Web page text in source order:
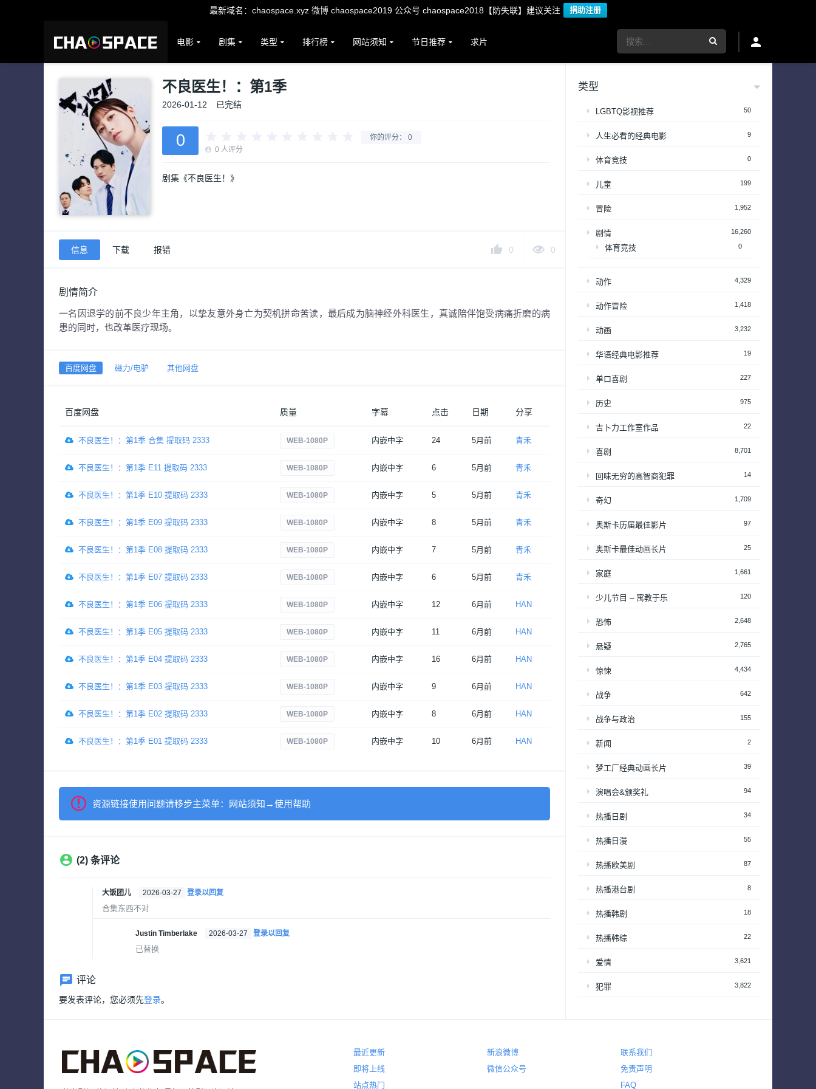
最新域名：chaospace.xyz 微博 chaospace2019 公众号 chaospace2018【防失联】建议关注 捐助注册
电影 剧集 类型 排行榜 网站须知 节日推荐 求片
不良医生！：第1季
2026-01-12 已完结
你的评分： 0
0 0 人评分
剧集《不良医生！》
0 0
信息 下载 报错
剧情简介
一名因退学的前不良少年主角，以挚友意外身亡为契机拼命苦读，最后成为脑神经外科医生，真诚陪伴饱受病痛折磨的病
患的同时，也改革医疗现场。
百度网盘 磁力/电驴 其他网盘
百度网盘 质量 字幕 点击 日期 分享
不良医生！：第1季 合集 提取码 2333 WEB-1080P 内嵌中字 24 5月前 青禾
不良医生！：第1季 E11 提取码 2333 WEB-1080P 内嵌中字 6 5月前 青禾
不良医生！：第1季 E10 提取码 2333 WEB-1080P 内嵌中字 5 5月前 青禾
不良医生！：第1季 E09 提取码 2333 WEB-1080P 内嵌中字 8 5月前 青禾
不良医生！：第1季 E08 提取码 2333 WEB-1080P 内嵌中字 7 5月前 青禾
不良医生！：第1季 E07 提取码 2333 WEB-1080P 内嵌中字 6 5月前 青禾
不良医生！：第1季 E06 提取码 2333 WEB-1080P 内嵌中字 12 6月前 HAN
不良医生！：第1季 E05 提取码 2333 WEB-1080P 内嵌中字 11 6月前 HAN
不良医生！：第1季 E04 提取码 2333 WEB-1080P 内嵌中字 16 6月前 HAN
不良医生！：第1季 E03 提取码 2333 WEB-1080P 内嵌中字 9 6月前 HAN
不良医生！：第1季 E02 提取码 2333 WEB-1080P 内嵌中字 8 6月前 HAN
不良医生！：第1季 E01 提取码 2333 WEB-1080P 内嵌中字 10 6月前 HAN
资源链接使用问题请移步主菜单：网站须知→使用帮助
(2) 条评论
大饭团儿 2026-03-27 登录以回复
合集东西不对
Justin Timberlake 2026-03-27 登录以回复
已替换
评论
要发表评论，您必须先登录。
类型
LGBTQ影视推荐 50
人生必看的经典电影 9
体育竞技 0
儿童 199
冒险 1,952
剧情 16,260
体育竞技 0
动作 4,329
动作冒险 1,418
动画 3,232
华语经典电影推荐 19
单口喜剧 227
历史 975
吉卜力工作室作品 22
喜剧 8,701
回味无穷的高智商犯罪 14
奇幻 1,709
奥斯卡历届最佳影片 97
奥斯卡最佳动画长片 25
家庭 1,661
少儿节目 – 寓教于乐 120
恐怖 2,648
悬疑 2,765
惊悚 4,434
战争 642
战争与政治 155
新闻 2
梦工厂经典动画长片 39
演唱会&颁奖礼 94
热播日剧 34
热播日漫 55
热播欧美剧 87
热播港台剧 8
热播韩剧 18
热播韩综 22
爱情 3,621
犯罪 3,822
真人秀 – 享受居家生活
真人秀 – 情感和生活
最近更新
即将上线
站点热门
新浪微博
微信公众号
联系我们
免责声明
FAQ